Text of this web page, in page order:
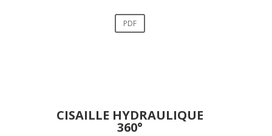
PDF
CISAILLE HYDRAULIQUE
360°